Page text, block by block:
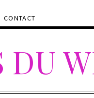
CONTACT
DU